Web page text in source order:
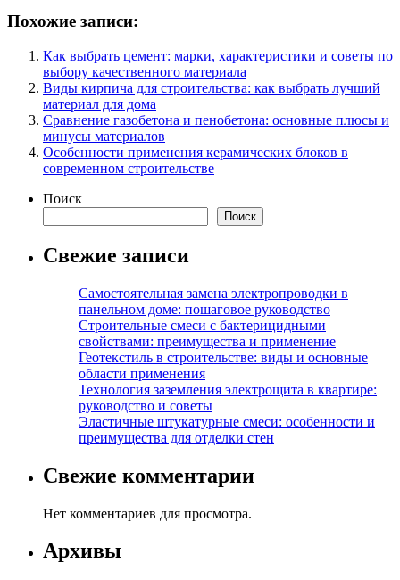
Похожие записи:
Как выбрать цемент: марки, характеристики и советы по
выбору качественного материала
Виды кирпича для строительства: как выбрать лучший
материал для дома
Сравнение газобетона и пенобетона: основные плюсы и
минусы материалов
Особенности применения керамических блоков в
современном строительстве
Поиск
Поиск
Свежие записи
Самостоятельная замена электропроводки в
панельном доме: пошаговое руководство
Строительные смеси с бактерицидными
свойствами: преимущества и применение
Геотекстиль в строительстве: виды и основные
области применения
Технология заземления электрощита в квартире:
руководство и советы
Эластичные штукатурные смеси: особенности и
преимущества для отделки стен
Свежие комментарии
Нет комментариев для просмотра.
Архивы